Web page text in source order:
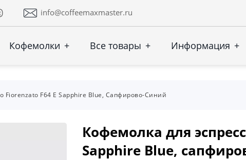
Viber info@coffeemaxmaster.ru
Кофемолки + Все товары + Информация +
Fiorenzato F64 E Sapphire Blue, Сапфирово-Синий
Кофемолка для
Sapphire Blue,